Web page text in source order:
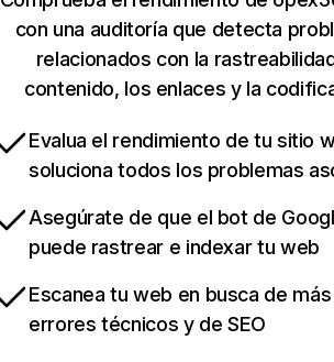
con una auditoría que detecta
relacionados con la
contenido, los enlaces y la
Evalua el rendimiento de tu sitio
soluciona todos los problemas
Asegúrate de que el bot de
puede rastrear e indexar tu web
Escanea tu web en busca de
errores técnicos y de SEO